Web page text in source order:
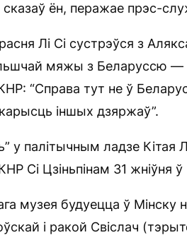
сказаў ён, перажае прэс-
Лі Сі сустрэўся з
мяжы з Беларуссю
“Справа тут не ў
іншых дзяржаў”.
у палітычным ладзе Кітая
Сі Цзіньпінам 31 жніўня ў
музея будуецца ў Мінску
і ракой Свіслач